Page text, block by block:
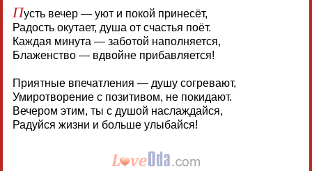
Пусть вечер — уют и покой принесёт,
Радость окутает, душа от счастья поёт.
Каждая минута — заботой наполняется,
Блаженство — вдвойне прибавляется!
Приятные впечатления — душу согревают,
Умиротворение с позитивом, не покидают.
Вечером этим, ты с душой наслаждайся,
Радуйся жизни и больше улыбайся!